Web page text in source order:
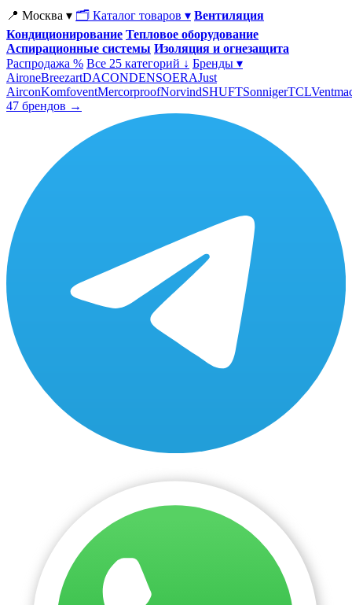
📍 Москва ▾ 🗂 Каталог товаров ▾ Вентиляция
Кондиционирование Тепловое оборудование
Аспирационные системы Изоляция и огнезащита
Распродажа % Все 25 категорий ↓ Бренды ▾
AironeBreezartDACONDENSOERAJust
AirconKomfoventMercorproofNorvindSHUFTSonnigerTCL
47 брендов →